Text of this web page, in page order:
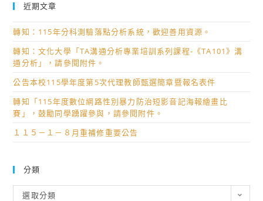
近期文章
轉知：115年分科測驗落點分析系統，歡迎善用資源。
轉知：文化大學「TA溝通分析專業培訓系列課程-《TA101》溝
通分析」，請參閱附件。
公告本校115學年度第5次代理教師甄選簡章暨報名表件
轉知「115年度數位網路性別暴力防治短影音記海報繪畫比
賽」，鼓勵同學踴躍參與，請參閱附件。
１１５－１－８月重補修重要公告
分類
選取分類